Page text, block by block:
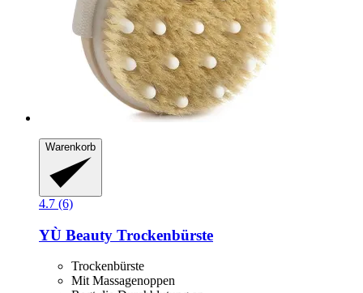
Warenkorb
4.7 (6)
YÙ Beauty Trockenbürste
Trockenbürste
Mit Massagenoppen